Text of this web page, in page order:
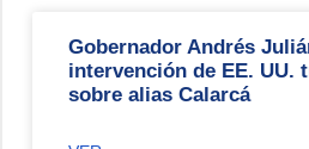
Gobernador Andrés
intervención de EE. UU.
sobre alias Calarcá